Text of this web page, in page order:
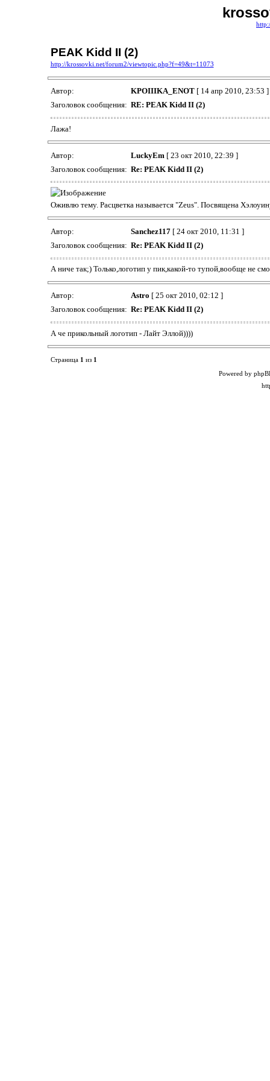
PEAK Kidd II (2)
http://krossovki.net/forum2/viewtopic.php?f=49&t=11073
Автор: KPOIIIKA_ENOT[ 14 апр 2010, 23:53 ]
Заголовок сообщения: RE: PEAK Kidd II (2)
Лажа!
Автор: LuckyEm [ 23 окт 2010, 22:39 ]
Заголовок сообщения: Re: PEAK Kidd II (2)
Оживлю тему. Расцветка называется "Zeus". Посвящена
Автор: Sanchez117[ 24 окт 2010, 11:31 ]
Заголовок сообщения: Re: PEAK Kidd II (2)
А ниче так;) Только,логотип у пик,какой-то тупой,вообще не
Автор: Astro [ 25 окт 2010, 02:12 ]
Заголовок сообщения: Re: PEAK Kidd II (2)
А че прикольный логотип - Лайт Эллой))))
Страница 1 из 1
Powered by